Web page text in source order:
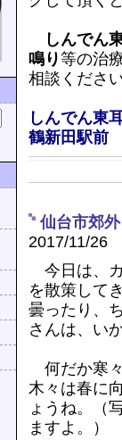
しんでん
鳴り等の治
相談くださ
しんでん東
鶴新田駅前
仙台市郊
2017/11/26
今日は、
を散策して
曇ったり、
さんは、い
何だか寒
木々は春に
ょうね。（
ますよ。）